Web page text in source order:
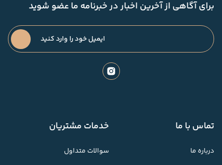
برای آگاهی از آخرین اخبار در خبرنامه ما عضو شوید
تماس با ما
درباره ما
خدمات مشتریان
سوالات متداول